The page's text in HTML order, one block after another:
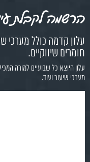
הרשמה לקבלת
עלון קדמה כולל מערכי
חומרים שיווקיים.
עלון היוצא כל שבועיים למורה
מערכי שיעור ועוד.